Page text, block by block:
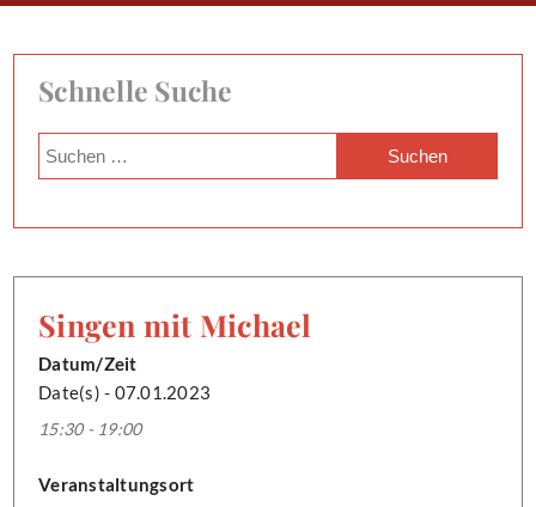
Schnelle Suche
Singen mit Michael
Datum/Zeit
Date(s) - 07.01.2023
15:30 - 19:00
Veranstaltungsort